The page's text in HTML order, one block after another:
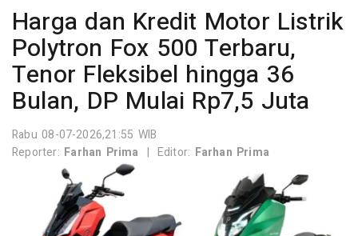
Harga dan Kredit Motor Listrik
Polytron Fox 500 Terbaru,
Tenor Fleksibel hingga 36
Bulan, DP Mulai Rp7,5 Juta
Rabu 08-07-2026,21:55 WIB
Reporter: Farhan Prima | Editor: Farhan Prima